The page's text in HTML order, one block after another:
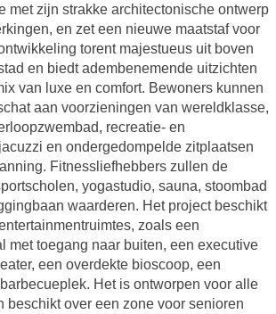
met zijn strakke architectonische ontwerp
en zet een nieuwe maatstaf voor
torent majestueus uit boven
en biedt adembenemende uitzichten
van luxe en comfort. Bewoners kunnen
aan voorzieningen van wereldklasse,
recreatie- en
en ondergedompelde zitplaatsen
Fitnessliefhebbers zullen de
yogastudio, sauna, stoombad
waarderen. Het project beschikt
zoals een
met toegang naar buiten, een executive
een overdekte bioscoop, een
Het is ontworpen voor alle
beschikt over een zone voor senioren